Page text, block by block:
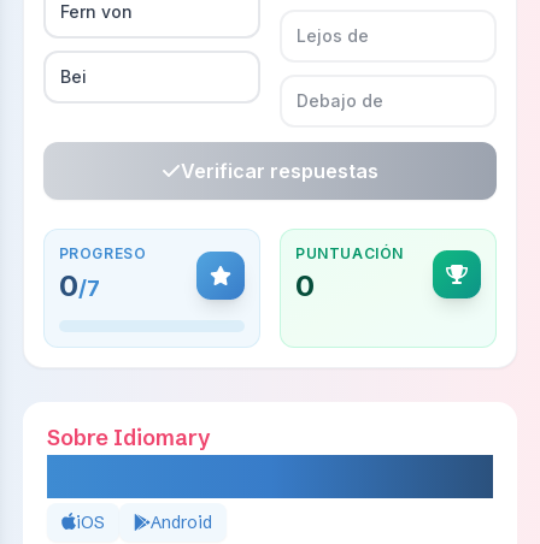
Fern von
Bei
Lejos de
Debajo de
Verificar respuestas
PROGRESO
0/7
PUNTUACIÓN
0
Sobre Idiomary
iOS Android